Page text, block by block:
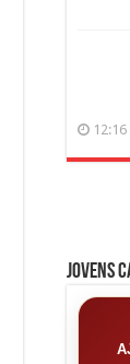
12:16
Jovens